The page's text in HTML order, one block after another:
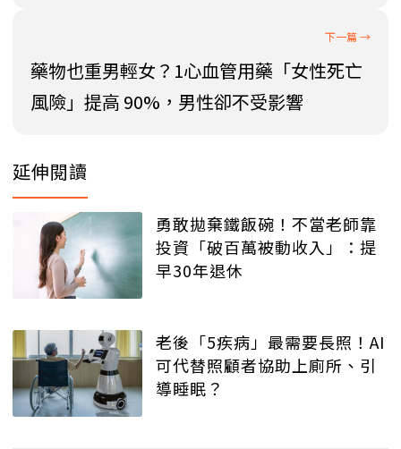
藥物也重男輕女？1心血管用藥「女性死亡
風險」提高 90%，男性卻不受影響
延伸閱讀
勇敢拋棄鐵飯碗！不當老師靠
投資「破百萬被動收入」：提
早30年退休
老後「5疾病」最需要長照！AI
可代替照顧者協助上廁所、引
導睡眠？